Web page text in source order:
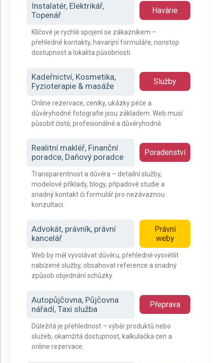
Instalatér, Elektrikář,
Topenář
Havárie
Klíčové je rychlé spojení se zákazníkem –
přehledné kontakty, havarijní formuláře, nonstop
dostupnost a lokalita působnosti.
Kadeřnictví, Kosmetika,
Fyzioterapie & masáže
Služby
Online rezervace, ceníky, ukázky péče a
důvěryhodné fotografie jsou základem. Web musí
působit čistě, profesionálně a důvěryhodně.
Realitní makléř, Finanční
poradce, Daňový poradce
Poradenství
Transparentnost a důvěra – detailní služby,
modelové příklady, blogy, případové studie a
snadný kontakt či formulář pro nezávaznou
konzultaci.
Advokát, právník, právní
kancelář
Právní
weby
Web by měl vyvolávat důvěru, přehledně vysvětlit
nabízené služby, obsahovat reference a snadný
způsob objednání schůzky.
Autopůjčovna, Půjčovna
nářadí, Taxi služba
Přeprava
Důležitá je přehlednost – výběr produktů nebo
služeb, okamžitá dostupnost, kalkulačka cen a
online rezervace.